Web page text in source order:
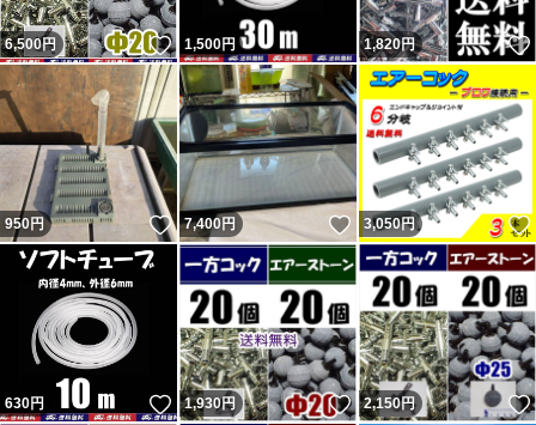
6,500円 いいね！
1,500円 1,820円
950円 いいね！
7,400円 いいね！
3,050円
630円 いいね！
1,930円 いいね！
2,150円